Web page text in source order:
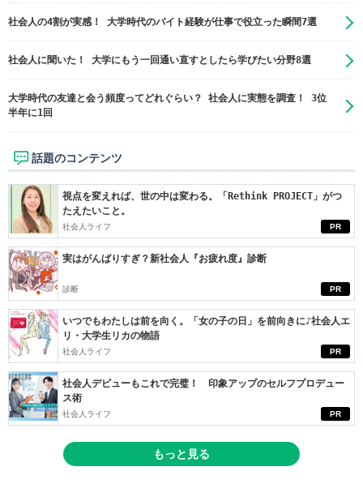
社会人の4割が実感！ 大学時代のバイト経験が仕事で役立った瞬間7選
社会人に聞いた！ 大学にもう一回通い直すとしたら学びたい分野8選
大学時代の友達と会う頻度ってどれぐらい？ 社会人に実態を調査！ 3位
半年に1回
話題のコンテンツ
PR
視点を変えれば、世の中は変わる。「Rethink PROJECT」がつ
たえたいこと。
社会人ライフ
PR
実はがんばりすぎ？新社会人『お疲れ度』診断
診断
PR
いつでもわたしは前を向く。「女の子の日」を前向きに♪社会人エ
リ・大学生リカの物語
社会人ライフ
PR
社会人デビューもこれで完璧！ 印象アップのセルフプロデュー
ス術
社会人ライフ
もっと見る